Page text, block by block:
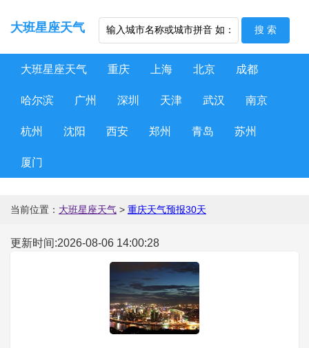
大班星座天气
大班星座天气 重庆 上海 北京 成都
哈尔滨 广州 深圳 天津 武汉 南京
杭州 沈阳 西安 郑州 青岛 苏州
厦门
当前位置： 大班星座天气 > 重庆天气预报30天
更新时间:2026-08-06 14:00:28